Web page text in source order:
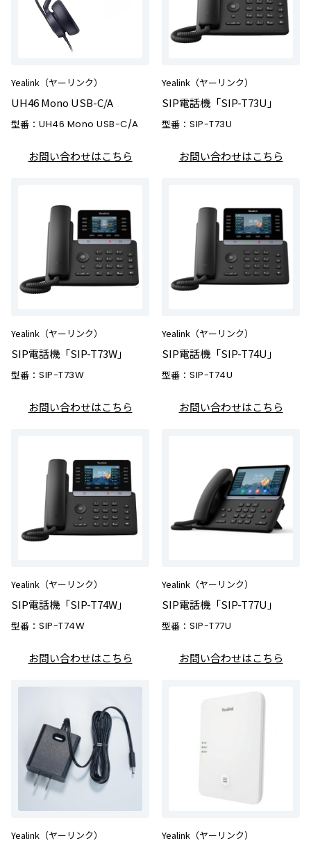
Yealink（ヤーリンク）
UH46 Mono USB-C/A
型番： UH46 Mono USB-C/A
お問い合わせはこちら
Yealink（ヤーリンク）
SIP電話機「SIP-T73U」
型番： SIP-T73U
お問い合わせはこちら
Yealink（ヤーリンク）
SIP電話機「SIP-T73W」
型番： SIP-T73W
お問い合わせはこちら
Yealink（ヤーリンク）
SIP電話機「SIP-T74U」
型番： SIP-T74U
お問い合わせはこちら
Yealink（ヤーリンク）
SIP電話機「SIP-T74W」
型番： SIP-T74W
お問い合わせはこちら
Yealink（ヤーリンク）
SIP電話機「SIP-T77U」
型番： SIP-T77U
お問い合わせはこちら
Yealink（ヤーリンク） Yealink（ヤーリンク）